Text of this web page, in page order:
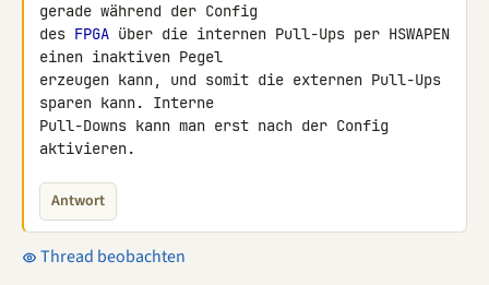
gerade während der Config
des FPGA über die internen Pull-Ups per HSWAPEN
einen inaktiven Pegel
erzeugen kann, und somit die externen Pull-Ups
sparen kann. Interne
Pull-Downs kann man erst nach der Config
aktivieren.
Antwort
Thread beobachten